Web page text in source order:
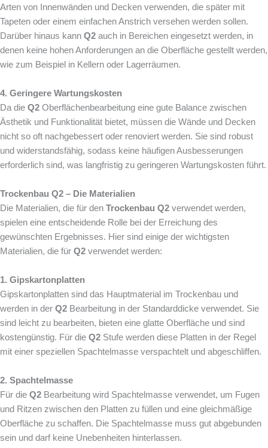
Arten von Innenwänden und Decken verwenden, die später mit
Tapeten oder einem einfachen Anstrich versehen werden sollen.
Darüber hinaus kann Q2 auch in Bereichen eingesetzt werden, in
denen keine hohen Anforderungen an die Oberfläche gestellt werden,
wie zum Beispiel in Kellern oder Lagerräumen.
4. Geringere Wartungskosten
Da die Q2 Oberflächenbearbeitung eine gute Balance zwischen
Ästhetik und Funktionalität bietet, müssen die Wände und Decken
nicht so oft nachgebessert oder renoviert werden. Sie sind robust
und widerstandsfähig, sodass keine häufigen Ausbesserungen
erforderlich sind, was langfristig zu geringeren Wartungskosten führt.
Trockenbau Q2 – Die Materialien
Die Materialien, die für den Trockenbau Q2 verwendet werden,
spielen eine entscheidende Rolle bei der Erreichung des
gewünschten Ergebnisses. Hier sind einige der wichtigsten
Materialien, die für Q2 verwendet werden:
1. Gipskartonplatten
Gipskartonplatten sind das Hauptmaterial im Trockenbau und
werden in der Q2 Bearbeitung in der Standarddicke verwendet. Sie
sind leicht zu bearbeiten, bieten eine glatte Oberfläche und sind
kostengünstig. Für die Q2 Stufe werden diese Platten in der Regel
mit einer speziellen Spachtelmasse verspachtelt und abgeschliffen.
2. Spachtelmasse
Für die Q2 Bearbeitung wird Spachtelmasse verwendet, um Fugen
und Ritzen zwischen den Platten zu füllen und eine gleichmäßige
Oberfläche zu schaffen. Die Spachtelmasse muss gut abgebunden
sein und darf keine Unebenheiten hinterlassen.